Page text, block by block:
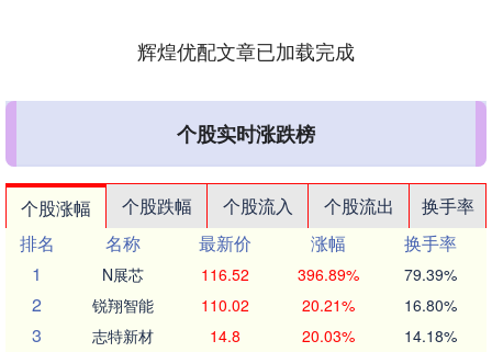
辉煌优配文章已加载完成
个股实时涨跌榜
个股涨幅 个股跌幅 个股流入 个股流出
换手率
排名
名称 最新价 涨幅
换手率
1
N展芯 116.52 396.89% 79.39%
2 锐翔智能 110.02 20.21% 16.80%
3 志特新材 14.8 20.03% 14.18%